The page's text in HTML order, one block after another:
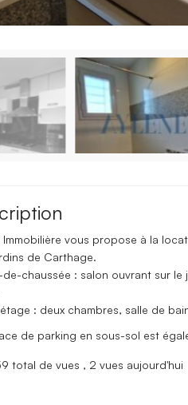
Immobilière vous propose à la
de Carthage.
de-chaussée : salon ouvrant sur le
étage : deux chambres, salle de
de parking en sous-sol est
total de vues , 2 vues aujourd'hui